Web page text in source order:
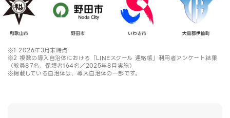
※1 2026年3月末時点
※2 複数の導入自治体における「LINEスクール 連絡帳」利用者アンケート結果
（教員87名、保護者164名／2025年8月実施）
※掲載している自治体は、導入自治体の一部です。